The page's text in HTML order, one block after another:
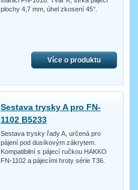
plochy 4,7 mm, úhel zkosení 45°.
Více o produktu
Sestava trysky A pro FN-
1102 B5233
Sestava trysky řady A, určená pro
pájení pod dusíkovým zákrytem.
Kompatibilní s pájecí ručkou HAKKO
FN-1102 a pájecími hroty série T36.